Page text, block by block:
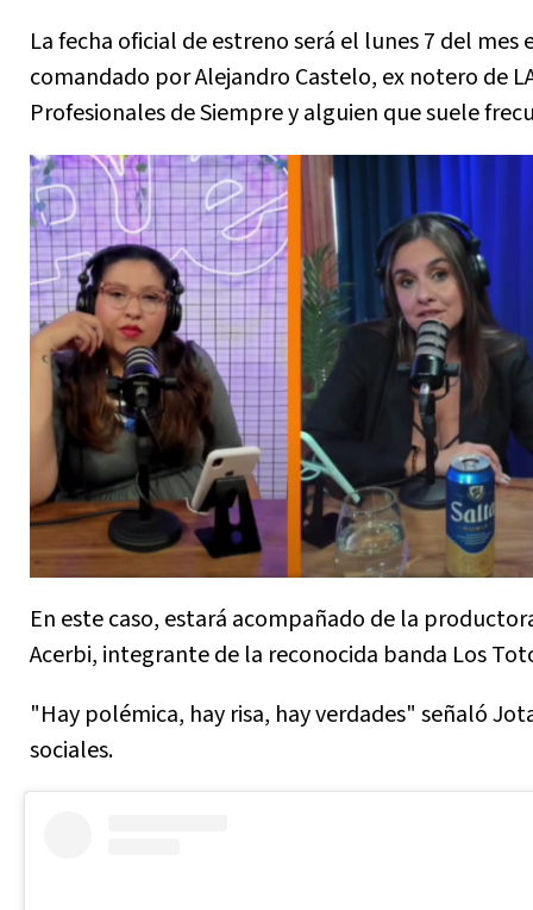
La fecha oficial de estreno será el lunes 7 del
comandado por Alejandro Castelo, ex notero de
Profesionales de Siempre y alguien que suele
En este caso, estará acompañado de la
Acerbi, integrante de la reconocida banda Los
"Hay polémica, hay risa, hay verdades" señaló
sociales.